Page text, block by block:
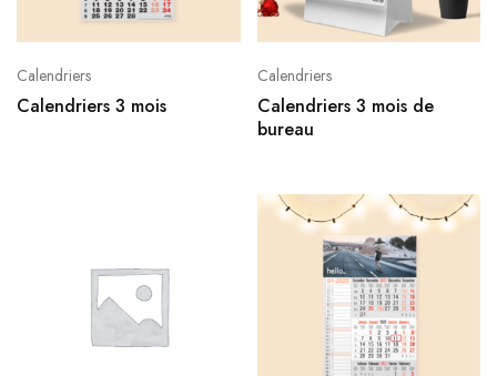
Calendriers
Calendriers 3 mois
Calendriers
Calendriers 3 mois de
bureau